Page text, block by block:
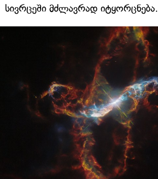
სივრცეში მძლავრად იტყორცნება.